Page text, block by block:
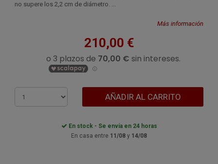
no supere los 2,2 cm de diámetro. ...
Más información
210,00 €
AÑADIR AL CARRITO
En stock - Se envía en 24 horas
En casa entre 11/08 y 14/08